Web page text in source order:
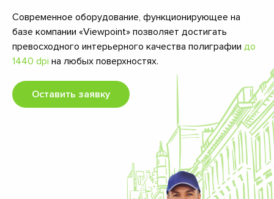
Современное оборудование, функционирующее на
базе компании «Viewpoint» позволяет достигать
превосходного интерьерного качества полиграфии до
1440 dpi на любых поверхностях.
Оставить заявку